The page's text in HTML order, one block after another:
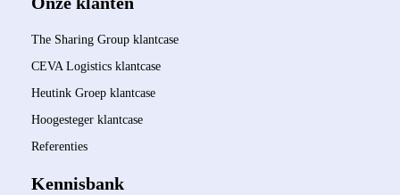
The Sharing Group klantcase
CEVA Logistics klantcase
Heutink Groep klantcase
Hoogesteger klantcase
Referenties
Kennisbank